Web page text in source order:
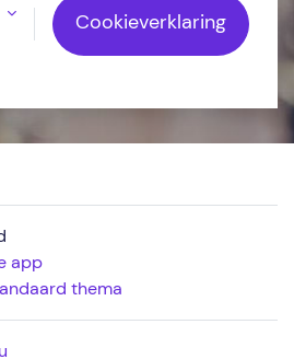
Cookieverklaring
app
thema